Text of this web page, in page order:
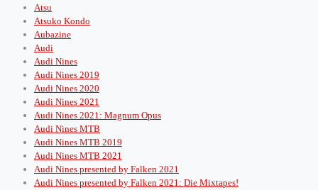
Atsu
Atsuko Kondo
Aubazine
Audi
Audi Nines
Audi Nines 2019
Audi Nines 2020
Audi Nines 2021
Audi Nines 2021: Magnum Opus
Audi Nines MTB
Audi Nines MTB 2019
Audi Nines MTB 2021
Audi Nines presented by Falken 2021
Audi Nines presented by Falken 2021: Die Mixtapes!